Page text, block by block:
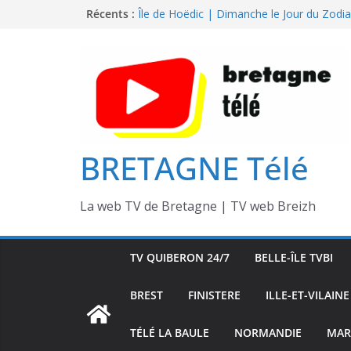
Récents : Île de Hoëdic | Sensations Fortes en
Île de Hoëdic | Le Paradis Secret sans
Île de Hoëdic | Le Sémaphore ouvert au
BRETAGNE Télé
La web TV de Bretagne | TV web Breizh
TV QUIBERON 24/7 BELLE-ÎLE TVBI
BREST FINISTERE ILLE-ET-VILAINE
TÉLÉ LA BAULE NORMANDIE